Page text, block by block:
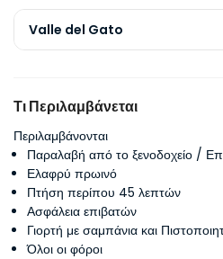
Valle del Gato
Τι Περιλαμβάνεται
Περιλαμβάνονται
Παραλαβή από το ξενοδοχείο /
Ελαφρύ πρωινό
Πτήση περίπου 45 λεπτών
Ασφάλεια επιβατών
Γιορτή με σαμπάνια και
Όλοι οι φόροι